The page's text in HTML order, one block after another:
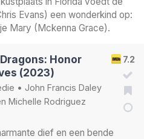
Evans) een wonderkind op:
Mary (Mckenna Grace).
7.2
Honor
(2023)
• John Francis Daley
Michelle Rodriguez
dief en een bende